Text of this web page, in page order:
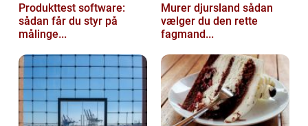
Produkttest software:
sådan får du styr på
målinge...
Murer djursland sådan
vælger du den rette
fagmand...